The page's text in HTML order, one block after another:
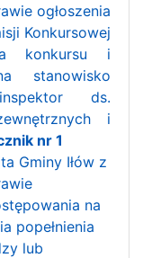
ogłoszenia
Konkursowej
konkursu i
stanowisko
ds.
i
nr 1
Gminy Iłów z
na
popełnienia
lub